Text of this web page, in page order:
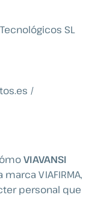
SL
/
VIAVANSI
VIAFIRMA,
personal que